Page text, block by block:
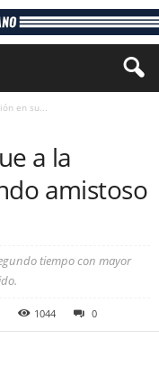
en su...
a la
amistoso
tiempo con mayor
1044 0